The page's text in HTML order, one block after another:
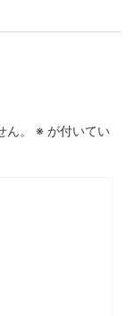
。 ※ が付いてい